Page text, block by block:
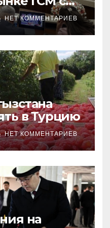
НЕТ КОММЕНТАРИЕВ
в Турцию
НЕТ КОММЕНТАРИЕВ
на